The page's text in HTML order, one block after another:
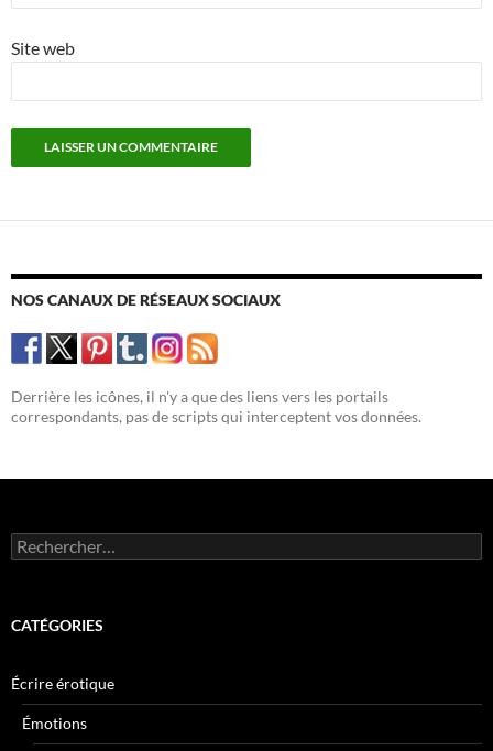
Site web
NOS CANAUX DE RÉSEAUX SOCIAUX
Derrière les icônes, il n'y a que des liens vers les portails
correspondants, pas de scripts qui interceptent vos données.
Rechercher :
CATÉGORIES
Écrire érotique
Émotions